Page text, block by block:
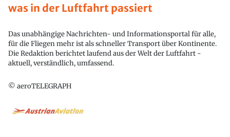
was in der Luftfahrt passiert
Das unabhängige Nachrichten- und Informationsportal für alle,
für die Fliegen mehr ist als schneller Transport über Kontinente.
Die Redaktion berichtet laufend aus der Welt der Luftfahrt -
aktuell, verständlich, umfassend.
© aeroTELEGRAPH